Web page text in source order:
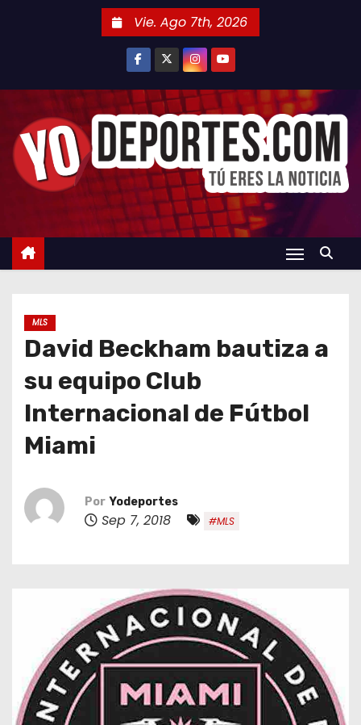
n
Vie. Ago 7th, 2026
MLS
David Beckham bautiza a
su equipo Club
Internacional de Fútbol
Miami
Por Yodeportes
Sep 7, 2018 #MLS